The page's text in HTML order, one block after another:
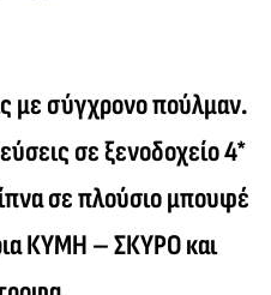
με σύγχρονο πούλμαν.
σε ξενοδοχείο 4*
σε πλούσιο μπουφέ
ΚΥΜΗ – ΣΚΥΡΟ και